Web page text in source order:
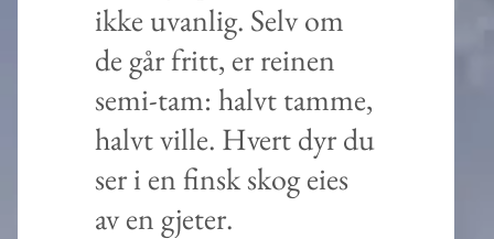
ikke uvanlig. Selv om
de går fritt, er reinen
semi-tam: halvt tamme,
halvt ville. Hvert dyr du
ser i en finsk skog eies
av en gjeter.